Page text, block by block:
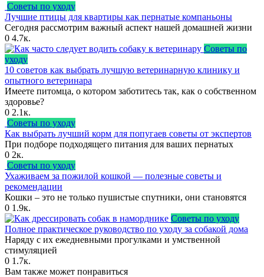
Советы по уходу
Лучшие птицы для квартиры как пернатые компаньоны
Сегодня рассмотрим важный аспект нашей домашней жизни
0 4.7к.
Советы по
уходу
10 советов как выбрать лучшую ветеринарную клинику и
опытного ветеринара
Имеете питомца, о котором заботитесь так, как о собственном
здоровье?
0 2.1к.
Советы по уходу
Как выбрать лучший корм для попугаев советы от экспертов
При подборе подходящего питания для ваших пернатых
0 2к.
Советы по уходу
Ухаживаем за пожилой кошкой — полезные советы и
рекомендации
Кошки – это не только пушистые спутники, они становятся
0 1.9к.
Советы по уходу
Полное практическое руководство по уходу за собакой дома
Наряду с их ежедневными прогулками и умственной
стимуляцией
0 1.7к.
Вам также может понравиться